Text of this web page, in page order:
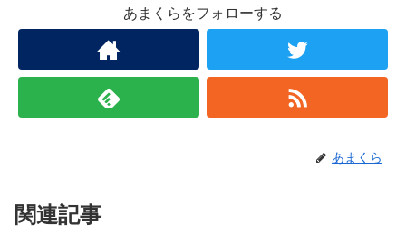
あまくらをフォローする
あまくら
関連記事